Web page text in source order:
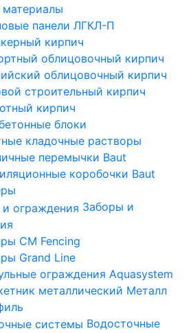
панели ЛГКЛ-П
кирпич
облицовочный кирпич
облицовочный кирпич
строительный кирпич
кирпич
блоки
кладочные растворы
перемычки Baut
коробочки Baut
Заборы и
CM Fencing
Grand Line
ограждения Aquasystem
металлический Металл
Водосточные